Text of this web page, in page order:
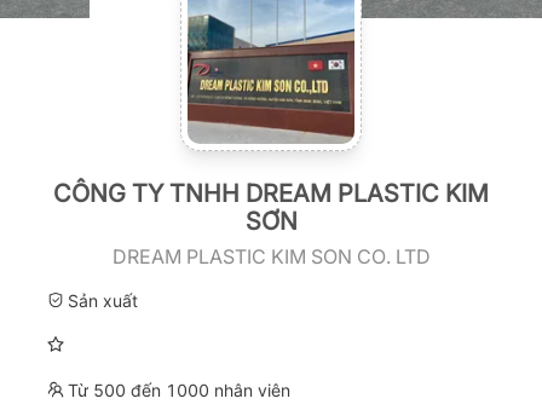
CÔNG TY TNHH DREAM PLASTIC KIM
SƠN
DREAM PLASTIC KIM SON CO. LTD
Sản xuất
Từ 500 đến 1000 nhân viên